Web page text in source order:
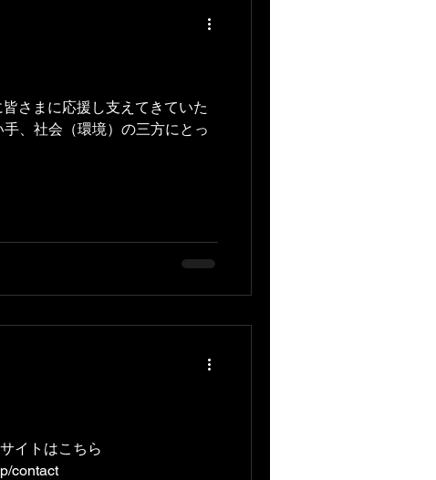
さまに応援し支えてきていた
、社会（環境）の三方にとっ
contact